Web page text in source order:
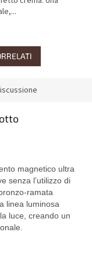
magnetico ultra
senza l’utilizzo di
ramata
linea luminosa
luce, creando un